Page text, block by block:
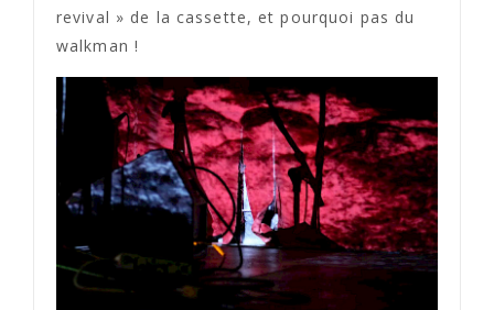
revival » de la cassette, et pourquoi pas du
walkman !